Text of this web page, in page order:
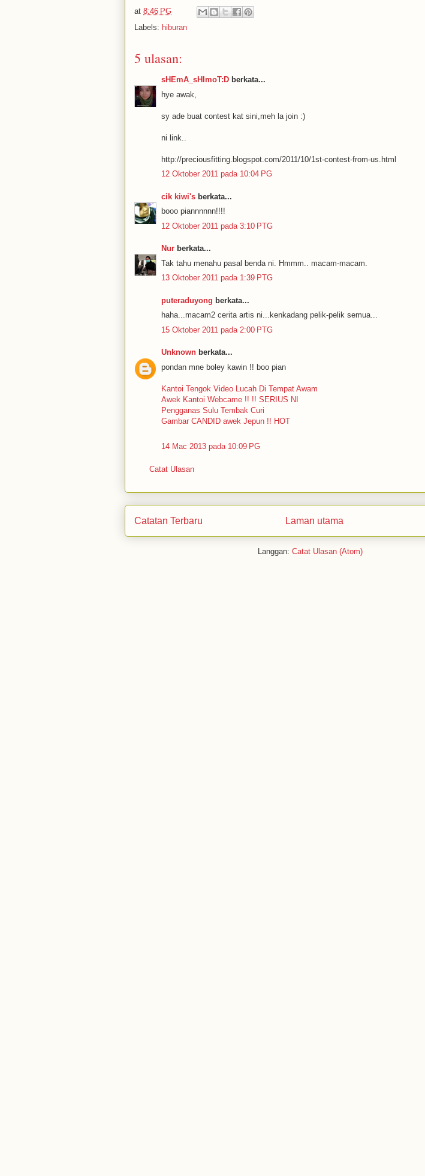
at 8:46 PG
Labels: hiburan
5 ulasan:
sHEmA_sHImoT:D berkata...
hye awak,
sy ade buat contest kat sini,meh la join :)
ni link..
http://preciousfitting.blogspot.com/2011/10/1st-contest-from-us.html
12 Oktober 2011 pada 10:04 PG
cik kiwi's berkata...
booo piannnnnn!!!!
12 Oktober 2011 pada 3:10 PTG
Nur berkata...
Tak tahu menahu pasal benda ni. Hmmm.. macam-macam.
13 Oktober 2011 pada 1:39 PTG
puteraduyong berkata...
haha...macam2 cerita artis ni...kenkadang pelik-pelik semua...
15 Oktober 2011 pada 2:00 PTG
Unknown berkata...
pondan mne boley kawin !! boo pian
Kantoi Tengok Video Lucah Di Tempat Awam
Awek Kantoi Webcame !! !! SERIUS NI
Pengganas Sulu Tembak Curi
Gambar CANDID awek Jepun !! HOT
14 Mac 2013 pada 10:09 PG
Catat Ulasan
Catatan Terbaru Laman utama
Langgan: Catat Ulasan (Atom)